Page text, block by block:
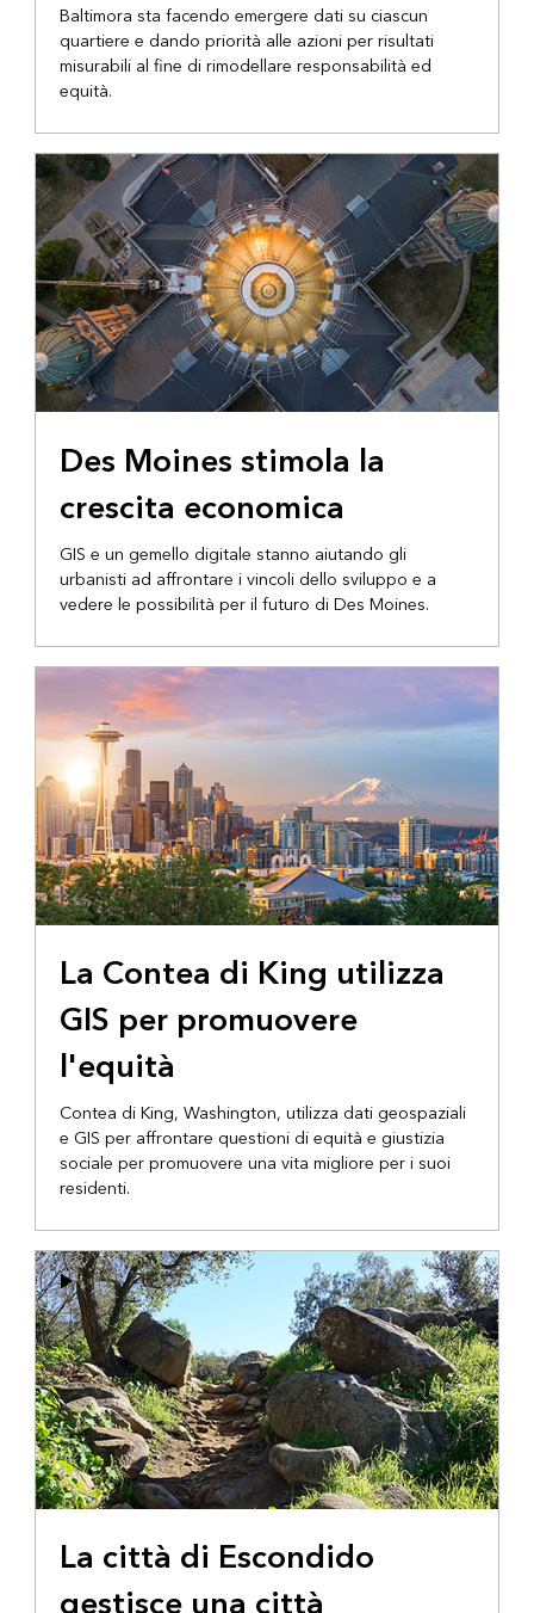
Baltimora sta facendo emergere dati su ciascun
quartiere e dando priorità alle azioni per risultati
misurabili al fine di rimodellare responsabilità ed
equità.
Des Moines stimola la
crescita economica
GIS e un gemello digitale stanno aiutando gli
urbanisti ad affrontare i vincoli dello sviluppo e a
vedere le possibilità per il futuro di Des Moines.
La Contea di King utilizza
GIS per promuovere
l'equità
Contea di King, Washington, utilizza dati geospaziali
e GIS per affrontare questioni di equità e giustizia
sociale per promuovere una vita migliore per i suoi
residenti.
La città di Escondido